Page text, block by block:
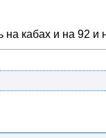
на кабах и на 92